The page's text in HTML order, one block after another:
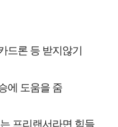
드론 등 받지않기
에 도움을 줌
프리랜서라면 힘들